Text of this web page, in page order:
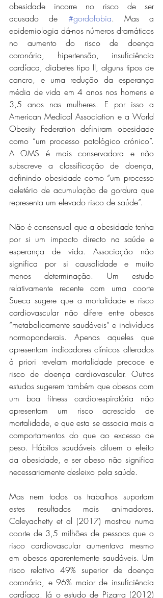
obesidade incorre no risco de ser
acusado de #gordofobia. Mas a
epidemiologia dá-nos números dramáticos
no aumento do risco de doença
coronária, hipertensão, insuficiência
cardíaca, diabetes tipo II, alguns tipos de
cancro, e uma redução da esperança
média de vida em 4 anos nos homens e
3,5 anos nas mulheres. E por isso a
American Medical Association e a World
Obesity Federation definiram obesidade
como “um processo patológico crónico”.
A OMS é mais conservadora e não
subscreve a classificação de doença,
definindo obesidade como “um processo
deletério de acumulação de gordura que
representa um elevado risco de saúde”.
Não é consensual que a obesidade tenha
por si um impacto directo na saúde e
esperança de vida. Associação não
significa por si causalidade e muito
menos determinação. Um estudo
relativamente recente com uma coorte
Sueca sugere que a mortalidade e risco
cardiovascular não difere entre obesos
“metabolicamente saudáveis” e indivíduos
normoponderais. Apenas aqueles que
apresentam indicadores clínicos alterados
à priori revelam mortalidade precoce e
risco de doença cardiovascular. Outros
estudos sugerem também que obesos com
um boa fitness cardiorespiratória não
apresentam um risco acrescido de
mortalidade, e que esta se associa mais a
comportamentos do que ao excesso de
peso. Hábitos saudáveis diluem o efeito
da obesidade, e ser obeso não significa
necessariamente desleixo pela saúde.
Mas nem todos os trabalhos suportam
estes resultados mais animadores.
Caleyachetty et al (2017) mostrou numa
coorte de 3,5 milhões de pessoas que o
risco cardiovascular aumentava mesmo
em obesos aparentemente saudáveis. Um
risco relativo 49% superior de doença
coronária, e 96% maior de insuficiência
cardíaca. Já o estudo de Pizarra (2012)